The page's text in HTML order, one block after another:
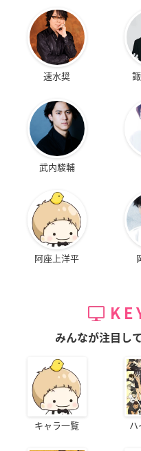
速水奨
武内駿輔
阿座上洋平
みんなが注目し
キャラ一覧 ハ